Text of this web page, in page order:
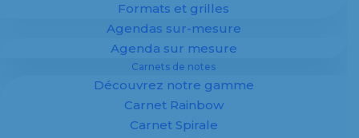
Formats et grilles
Agendas sur-mesure
Agenda sur mesure
Carnets de notes
Découvrez notre gamme
Carnet Rainbow
Carnet Spirale
100 % personnalisé
Spécialiste de la fabrication d’agendas
et supports imprimés
personnalisés pour entreprises, Margy
Imprimeur vous accompagne dans la
création de supports publicitaires sur